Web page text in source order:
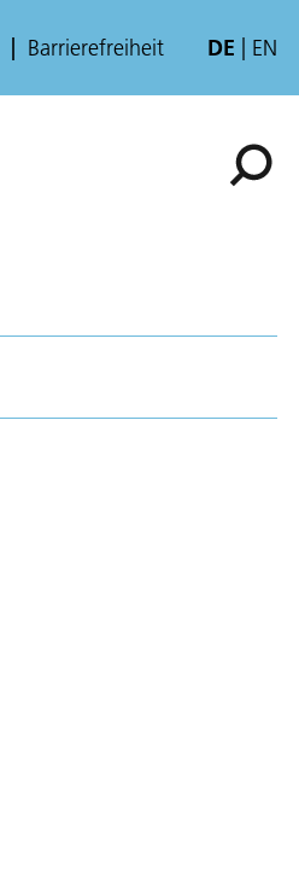
Barrierefreiheit DE EN